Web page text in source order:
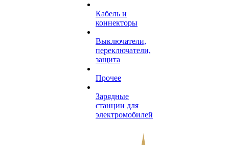
Кабель и
коннекторы
Выключатели,
переключатели,
защита
Прочее
Зарядные
станции для
электромобилей